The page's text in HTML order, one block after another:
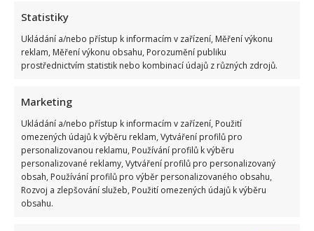
Statistiky
Ukládání a/nebo přístup k informacím v zařízení, Měření výkonu
reklam, Měření výkonu obsahu, Porozumění publiku
prostřednictvím statistik nebo kombinací údajů z různých zdrojů.
Marketing
Ukládání a/nebo přístup k informacím v zařízení, Použití
omezených údajů k výběru reklam, Vytváření profilů pro
personalizovanou reklamu, Používání profilů k výběru
personalizované reklamy, Vytváření profilů pro personalizovaný
obsah, Používání profilů pro výběr personalizovaného obsahu,
Rozvoj a zlepšování služeb, Použití omezených údajů k výběru
obsahu.
Jak účinně na podzimní onemocnění…
Gabriela Kortová 21. 9. 2017
podzimní onemocnění, jako je nachlazení, záněty
VíceRead
more
about
Jak
účinně
na
podzimní
onemocnění…